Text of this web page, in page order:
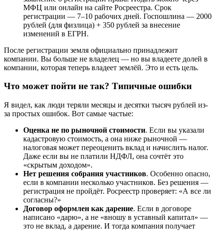
МФЦ или онлайн на сайте Росреестра. Срок
регистрации — 7–10 рабочих дней. Госпошлина — 2000
рублей (для физлица) + 350 рублей за внесение
изменений в ЕГРН.
После регистрации земля официально принадлежит
компании. Вы больше не владелец — но вы владеете долей в
компании, которая теперь владеет землёй. Это и есть цель.
Что может пойти не так? Типичные ошибки
Я видел, как люди теряли месяцы и десятки тысяч рублей из-
за простых ошибок. Вот самые частые:
Оценка не по рыночной стоимости. Если вы указали
кадастровую стоимость, а она ниже рыночной —
налоговая может переоценить вклад и начислить налог.
Даже если вы не платили НДФЛ, она сочтёт это
«скрытым доходом».
Нет решения собрания участников. Особенно опасно,
если в компании несколько участников. Без решения —
регистрация не пройдёт. Росреестр проверяет: «А все ли
согласны?»
Договор оформлен как дарение. Если в договоре
написано «дарю», а не «вношу в уставный капитал» —
это не вклад, а дарение. И тогда компания получает